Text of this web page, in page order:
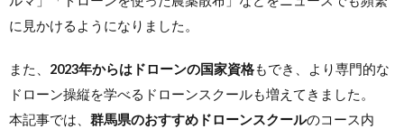
に見かけるようになりました。
また、 2023年からはドローンの国家資格もでき、より専門的な
ドローン操縦を学べるドローンスクールも増えてきました。
本記事では、 群馬県のおすすめドローンスクールのコース内